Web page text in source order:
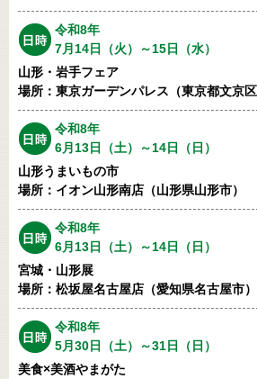
令和8年
7月14日（火）～15日（水）
山形・岩手フェア
場所：東京ガーデンパレス（東京都文京区
令和8年
6月13日（土）～14日（日）
山形うまいもの市
場所：イオン山形南店（山形県山形市）
令和8年
6月13日（土）～14日（日）
宮城・山形展
場所：松坂屋名古屋店（愛知県名古屋市）
令和8年
5月30日（土）～31日（日）
美食×美酒やまがた